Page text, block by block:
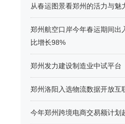
从春运图景看郑州的活力与魅
郑州航空口岸今年春运期间出
比增长98%
郑州发力建设制造业中试平台
郑州洛阳入选物流数据开放互
今年郑州跨境电商交易额计划